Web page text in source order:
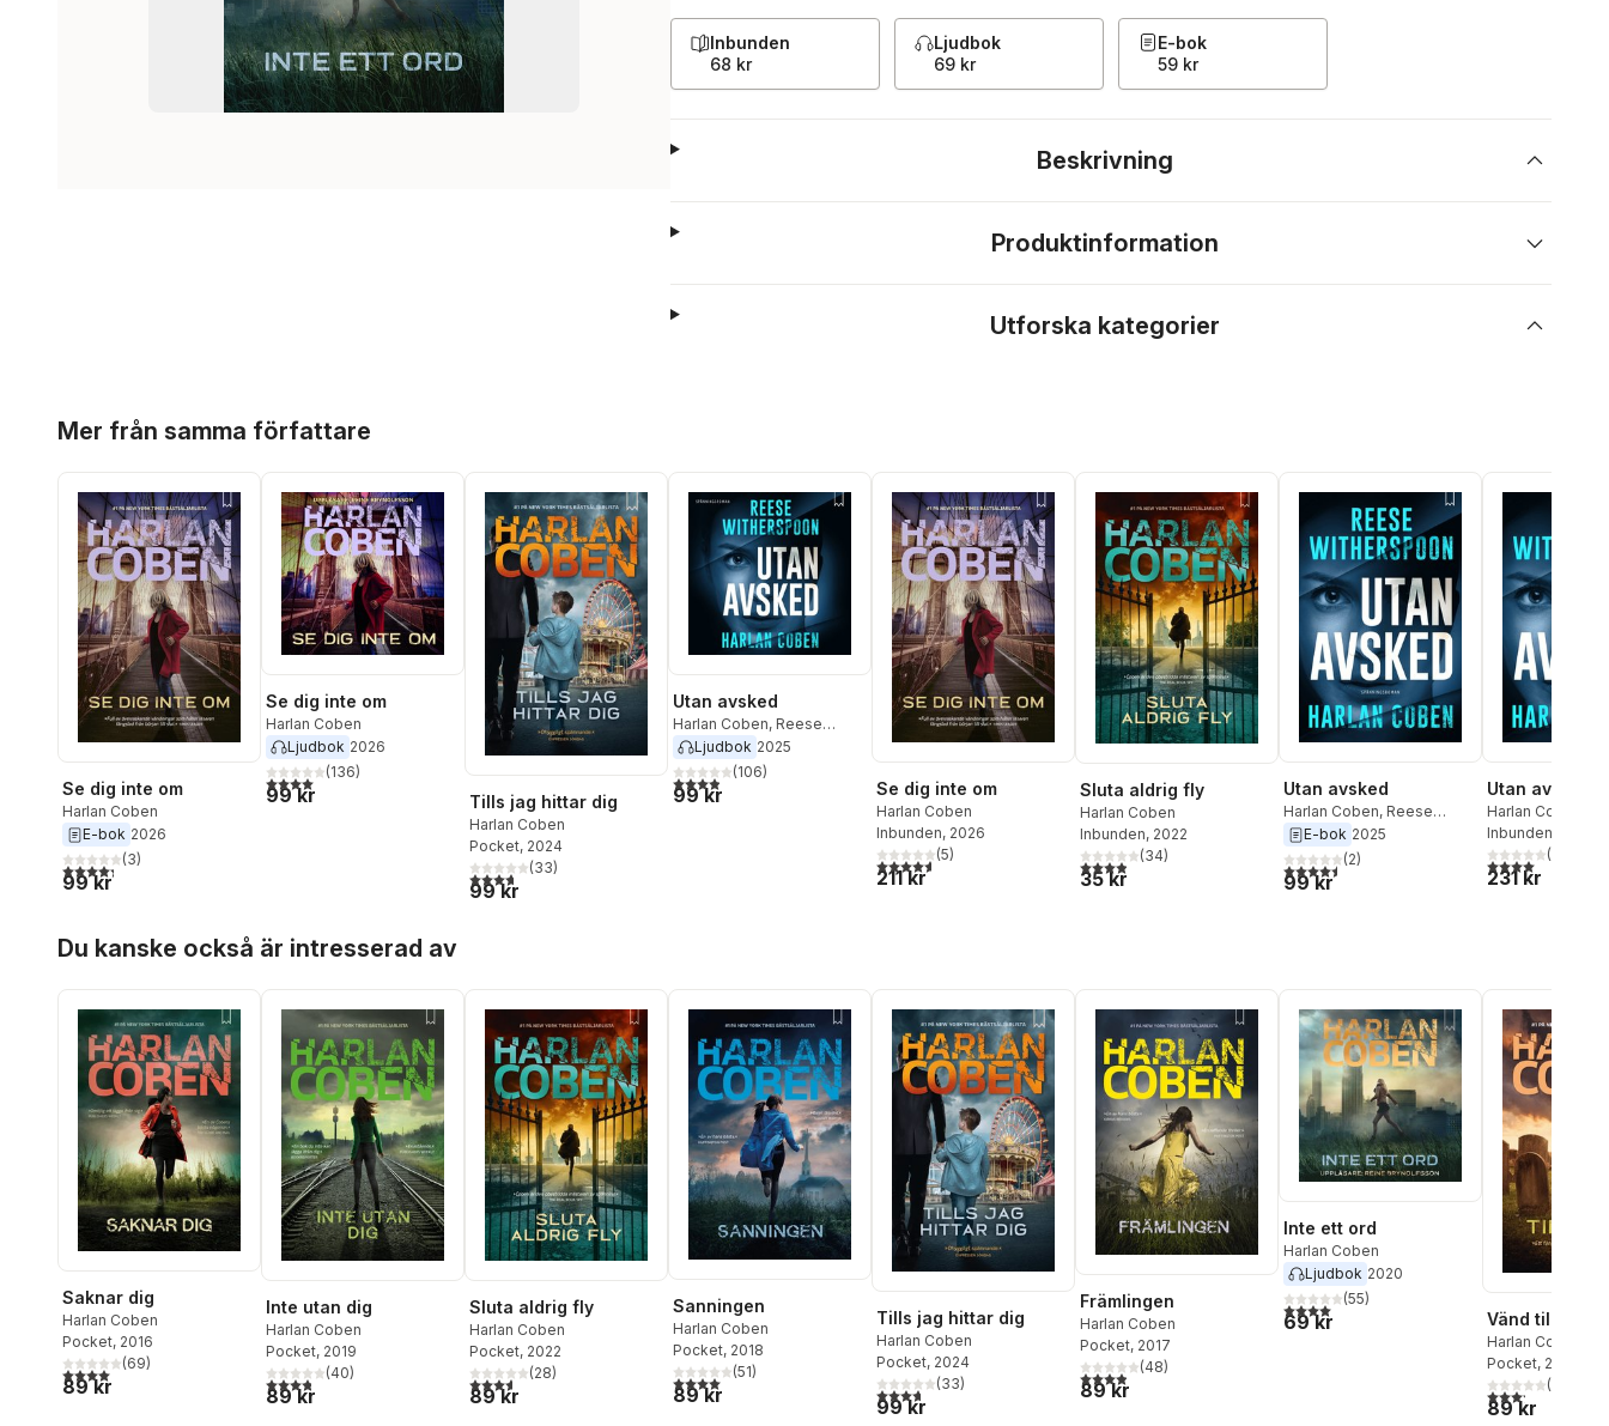
Inbunden
68 kr
Ljudbok
69 kr
E-bok
59 kr
Beskrivning
Produktinformation
Utforska kategorier
Mer från samma författare
Se dig inte om
Harlan Coben
E-bok 2026
4,3utav 5 stjärnor. Totalt antal röster:
(3)
99 kr
Se dig inte om
Harlan Coben
Ljudbok 2026
4,0utav 5 stjärnor. Totalt antal röster:
(136)
99 kr Tills jag hittar dig
Harlan Coben
Pocket, 2024
3,7utav 5 stjärnor. Totalt antal röster:
(33)
99 kr
Utan avsked
Harlan Coben, Reese
Witherspoon
Ljudbok 2025
3,9utav 5 stjärnor. Totalt antal röster:
(106)
99 kr Se dig inte om
Harlan Coben
Inbunden, 2026
4,6utav 5 stjärnor. Totalt antal röster:
(5)
211 kr
Sluta aldrig fly
Harlan Coben
Inbunden, 2022
3,9utav 5 stjärnor. Totalt antal röster:
(34)
35 kr
Utan avsked
Harlan Coben, Reese
Witherspoon
E-bok 2025
4,5utav 5 stjärnor. Totalt antal röster:
(2)
99 kr
Utan avsked
Harlan Coben
Witherspoon
Inbunden
4,0utav 5(
231 kr
Du kanske också är intresserad av
Saknar dig
Harlan Coben
Pocket, 2016
4,0utav 5 stjärnor. Totalt antal röster:
(69)
89 kr
Inte utan dig
Harlan Coben
Pocket, 2019
3,8utav 5 stjärnor. Totalt antal röster:
(40)
89 kr
Sluta aldrig fly
Harlan Coben
Pocket, 2022
3,6utav 5 stjärnor. Totalt antal röster:
(28)
89 kr
Sanningen
Harlan Coben
Pocket, 2018
4,0utav 5 stjärnor. Totalt antal röster:
(51)
89 kr
Tills jag hittar dig
Harlan Coben
Pocket, 2024
3,7utav 5 stjärnor. Totalt antal röster:
(33)
99 kr
Främlingen
Harlan Coben
Pocket, 2017
3,9utav 5 stjärnor. Totalt antal röster:
(48)
89 kr
Inte ett ord
Harlan Coben
Ljudbok 2020
4,0utav 5 stjärnor. Totalt antal röster:
(55)
69 kr Vänd tillbaka
Harlan Coben
Pocket, 2025
3,2utav 5(
89 kr